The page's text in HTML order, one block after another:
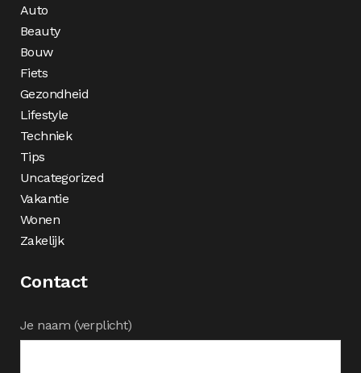
Auto
Beauty
Bouw
Fiets
Gezondheid
Lifestyle
Techniek
Tips
Uncategorized
Vakantie
Wonen
Zakelijk
Contact
Je naam (verplicht)